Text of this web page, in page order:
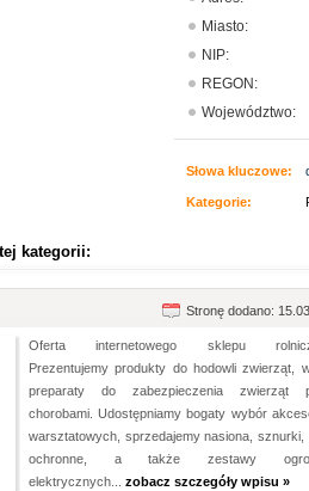
Miasto:
NIP:
REGON:
Województwo:
Słowa kluczowe:
Kategorie:
kategorii:
Stronę dodano:
Oferta internetowego sklepu
Prezentujemy produkty do hodowli zwierząt,
preparaty do zabezpieczenia zwierząt
chorobami. Udostępniamy bogaty wybór
warsztatowych, sprzedajemy nasiona, sznurki,
ochronne, a także zestawy
elektrycznych... zobacz szczegóły wpisu »